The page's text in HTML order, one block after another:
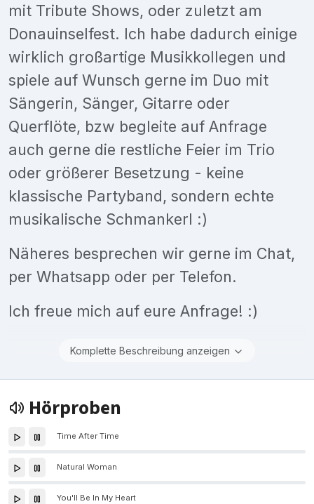
mit Tribute Shows, oder zuletzt am
Donauinselfest. Ich habe dadurch einige
wirklich großartige Musikkollegen und
spiele auf Wunsch gerne im Duo mit
Sängerin, Sänger, Gitarre oder
Querflöte, bzw begleite auf Anfrage
auch gerne die restliche Feier im Trio
oder größerer Besetzung - keine
klassische Partyband, sondern echte
musikalische Schmankerl :)
Näheres besprechen wir gerne im Chat,
per Whatsapp oder per Telefon.
Ich freue mich auf eure Anfrage! :)
Komplette Beschreibung anzeigen
Hörproben
Time After Time
Natural Woman
You'll Be In My Heart